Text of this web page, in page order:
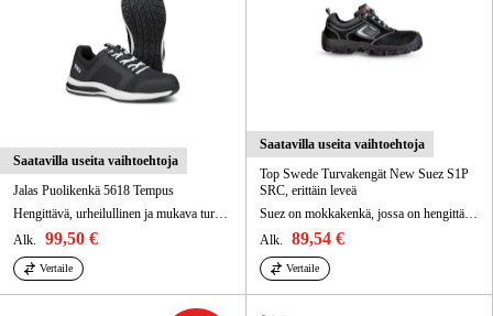
Saatavilla useita vaihtoehtoja
Jalas Puolikenkä 5618 Tempus
Hengittävä, urheilullinen ja mukava turvajalkine, jossa on edistyksellinen iskunvaimennus.
Alk.
99,50 €
Vertaile
Saatavilla useita vaihtoehtoja
Top Swede Turvakengät New Suez S1P
SRC, erittäin leveä
Suez on mokkakenkä, jossa on hengittävä sisämateriaali.
Alk.
89,54 €
Vertaile